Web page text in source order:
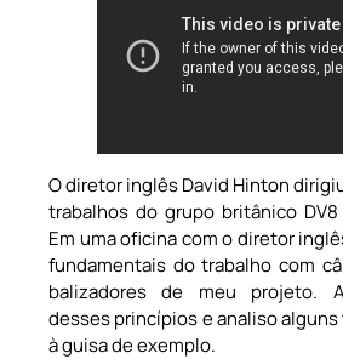
O diretor inglês David Hinton
trabalhos do grupo britânico
Em uma oficina com o diretor
fundamentais do trabalho com
balizadores de meu projeto.
desses princípios e analiso
à guisa de exemplo.